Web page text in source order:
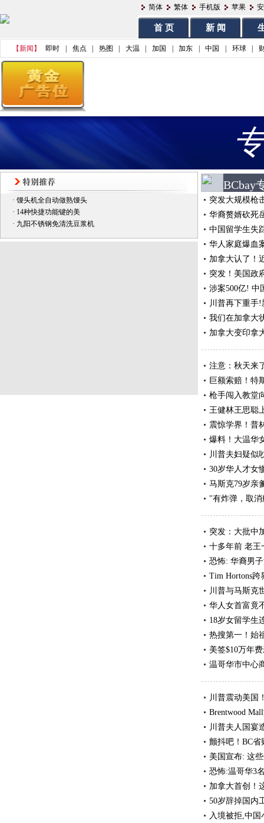
简体 繁体 手机版 苹果
首 页 新 闻
【新闻】 即时 焦点 热图 大温 加国 加东 中国 环球
· 馒头机全自动做熟馒头
· 14种快捷功能键的美
· 九阳不锈钢免清洗豆浆机
BCbay
突发大规模枪
华裔赘婿砍死
中国留学生失
华人家庭爆血
加拿大认了！
突发！美国政
涉案500亿! 中
川普再下重手
我们在加拿大
加拿大变印拿
注意：秋天来
巨额索赔！特
枪手闯入教堂
王健林王思聪
震惊学界！普
爆料！大温华
川普夫妇疑似
30岁华人才女
马斯克79岁亲
"有炸弹，取
突发：大批中
十多年前 老王
恐怖: 华裔男
Tim Hortons
川普与马斯克
华人女首富竟
18岁女留学生
热搜第一！始
美签$10万年
温哥华市中心
川普震动美国
Brentwood
川普夫人国宴
颤抖吧！BC
美国宣布: 这
恐怖:温哥华3
加拿大首创！
50岁辞掉国内
入境被拒,中